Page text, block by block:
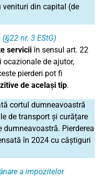
venituri din capital (de
nr. 3 EStG)
serviciiîn sensul art. 22
ocazionale de ajutor,
pierderi pot fi
de același tip.
cortul dumneavoastră
de transport și curățare
Pierderea
în 2024 cu câștiguri
a impozitelor